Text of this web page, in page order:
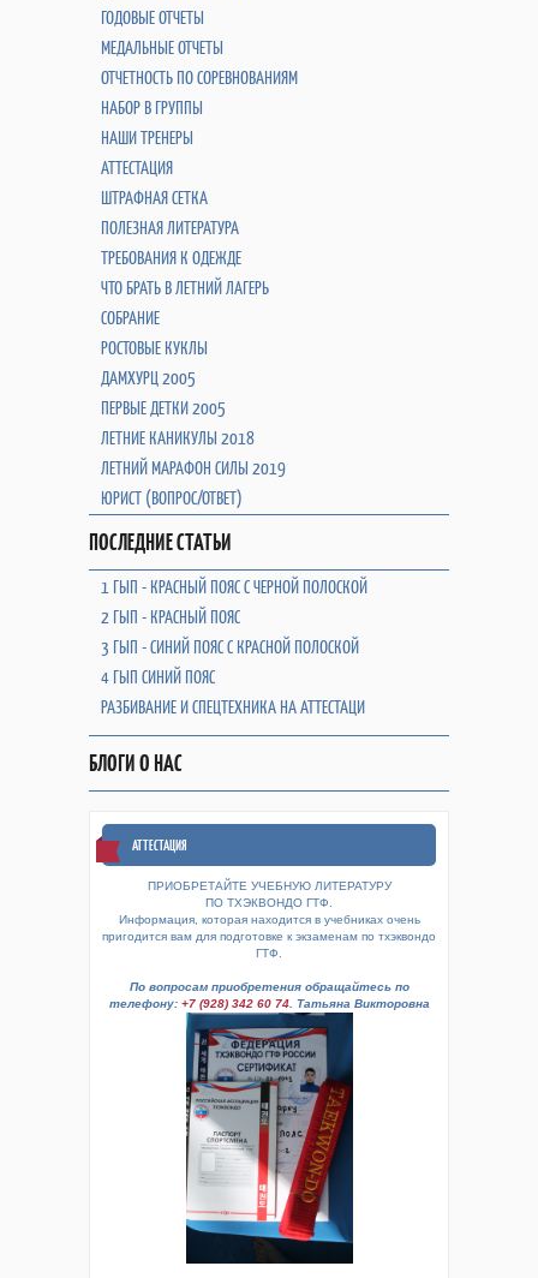
ГОДОВЫЕ ОТЧЕТЫ
МЕДАЛЬНЫЕ ОТЧЕТЫ
ОТЧЕТНОСТЬ ПО СОРЕВНОВАНИЯМ
НАБОР В ГРУППЫ
НАШИ ТРЕНЕРЫ
АТТЕСТАЦИЯ
ШТРАФНАЯ СЕТКА
ПОЛЕЗНАЯ ЛИТЕРАТУРА
ТРЕБОВАНИЯ К ОДЕЖДЕ
ЧТО БРАТЬ В ЛЕТНИЙ ЛАГЕРЬ
СОБРАНИЕ
РОСТОВЫЕ КУКЛЫ
ДАМХУРЦ 2005
ПЕРВЫЕ ДЕТКИ 2005
ЛЕТНИЕ КАНИКУЛЫ 2018
ЛЕТНИЙ МАРАФОН СИЛЫ 2019
ЮРИСТ (ВОПРОС/ОТВЕТ)
ПОСЛЕДНИЕ СТАТЬИ
1 ГЫП - КРАСНЫЙ ПОЯС С ЧЕРНОЙ ПОЛОСКОЙ
2 ГЫП - КРАСНЫЙ ПОЯС
3 ГЫП - СИНИЙ ПОЯС С КРАСНОЙ ПОЛОСКОЙ
4 ГЫП СИНИЙ ПОЯС
РАЗБИВАНИЕ И СПЕЦТЕХНИКА НА АТТЕСТАЦИ
БЛОГИ О НАС
АТТЕСТАЦИЯ
ПРИОБРЕТАЙТЕ УЧЕБНУЮ ЛИТЕРАТУРУ
ПО ТХЭКВОНДО ГТФ.
Информация, которая находится в учебниках очень
пригодится вам для подготовке к экзаменам по тхэквондо
ГТФ.
По вопросам приобретения обращайтесь по
телефону: +7 (928) 342 60 74. Татьяна Викторовна